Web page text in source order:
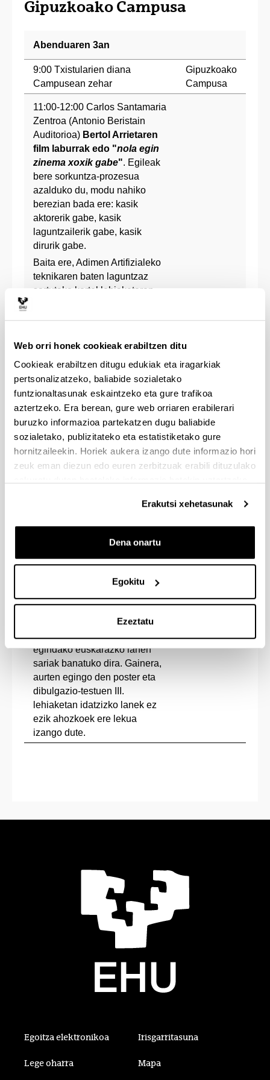
Web orri honek cookieak erabiltzen ditu
Cookieak erabiltzen ditugu edukiak eta iragarkiak
pertsonalizatzeko, baliabide sozialetako
funtzionaltasunak eskaintzeko eta gure trafikoa
aztertzeko. Era berean, gure web orriaren erabilerari
buruzko informazioa partekatzen dugu baliabide
sozialetako, publizitateko eta estatistiketako gure
hornitzaileekin. Horiek aukera izango dute informazio hori
zeuk eman diezun edo euren zerbitzuak erabili dituzulako
Erakutsi xehetasunak
Dena onartu
Egokitu
Ezeztatu
Gipuzkoako Campusa
Abenduaren 3an
9:00 Txistularien diana
Campusean zehar
Gipuzkoako
Campusa
11:00-12:00 Carlos Santamaria
Zentroa (Antonio Beristain
Auditorioa) Bertol Arrietaren
film laburrak edo "nola egin
zinema xoxik gabe". Egileak
bere sorkuntza-prozesua
azalduko du, modu nahiko
berezian bada ere: kasik
aktorerik gabe, kasik
laguntzailerik gabe, kasik
dirurik gabe.
Baita ere, Adimen Artifizialeko
teknikaren baten laguntzaz
sortutako kartel lehiaketaren
nagusia Unibertsitateko
erabilera da. Kartel horiek
Euskararen Eguna ospatzeko
Fakultateko sarreran jarriko
ospatuko den Euskaraldia
iragartzeko erabilia izango da.
Kartelak aurkezteko epea
12:00-14:00 Euskara
Batzordeak antolatuta,
emanaldia izango da. Filmaren
ondotik solasaldia bideratuko
erabileraz eta abarrez
jarduteko. Filmaz gain, ohikoa
bihurtu den ikasturtean zehar
egindako euskarazko lanen
sariak banatuko dira. Gainera,
aurten egingo den poster eta
dibulgazio-testuen III.
lehiaketan idatzizko lanek ez
ezik ahozkoek ere lekua
izango dute.
Fakultatea
Egoitza elektronikoa Irisgarritasuna
Lege oharra Mapa